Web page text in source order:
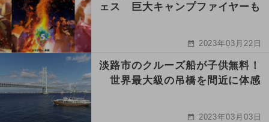
ェス 巨大キャンプファイヤーも
2023年03月22日
淡路市のクルーズ船が子供無料！
世界最大級の吊橋を間近に体感
2023年03月03日